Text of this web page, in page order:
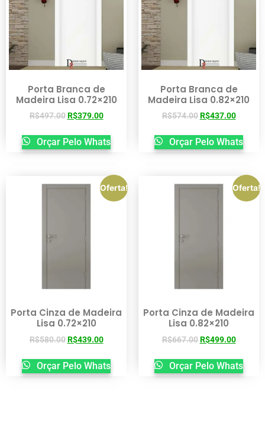
Porta Branca de
Madeira Lisa 0.72×210
R$497.00 R$379.00
Orçar Pelo Whats
Porta Branca de
Madeira Lisa 0.82×210
R$574.00 R$437.00
Orçar Pelo Whats
Oferta!
Porta Cinza de Madeira
Lisa 0.72×210
R$580.00 R$439.00
Orçar Pelo Whats
Oferta!
Porta Cinza de Madeira
Lisa 0.82×210
R$667.00 R$499.00
Orçar Pelo Whats